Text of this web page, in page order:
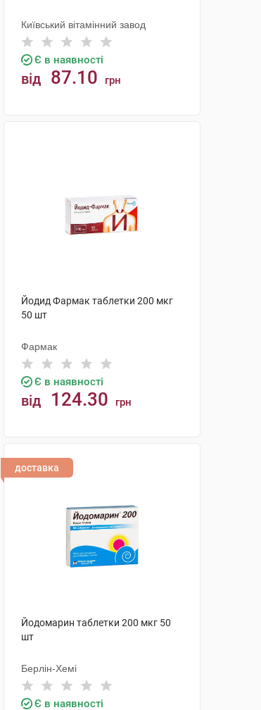
Київський вітамінний завод
Є в наявності
від 87.10 грн
Йодид Фармак таблетки 200 мкг
50 шт
Фармак
Є в наявності
від 124.30 грн
доставка
Йодомарин таблетки 200 мкг 50
шт
Берлін-Хемі
Є в наявності